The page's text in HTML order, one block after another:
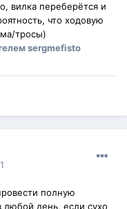
вилка переберётся и
что ходовую
тросы)
sergmefisto
полную
любой день, если сухо